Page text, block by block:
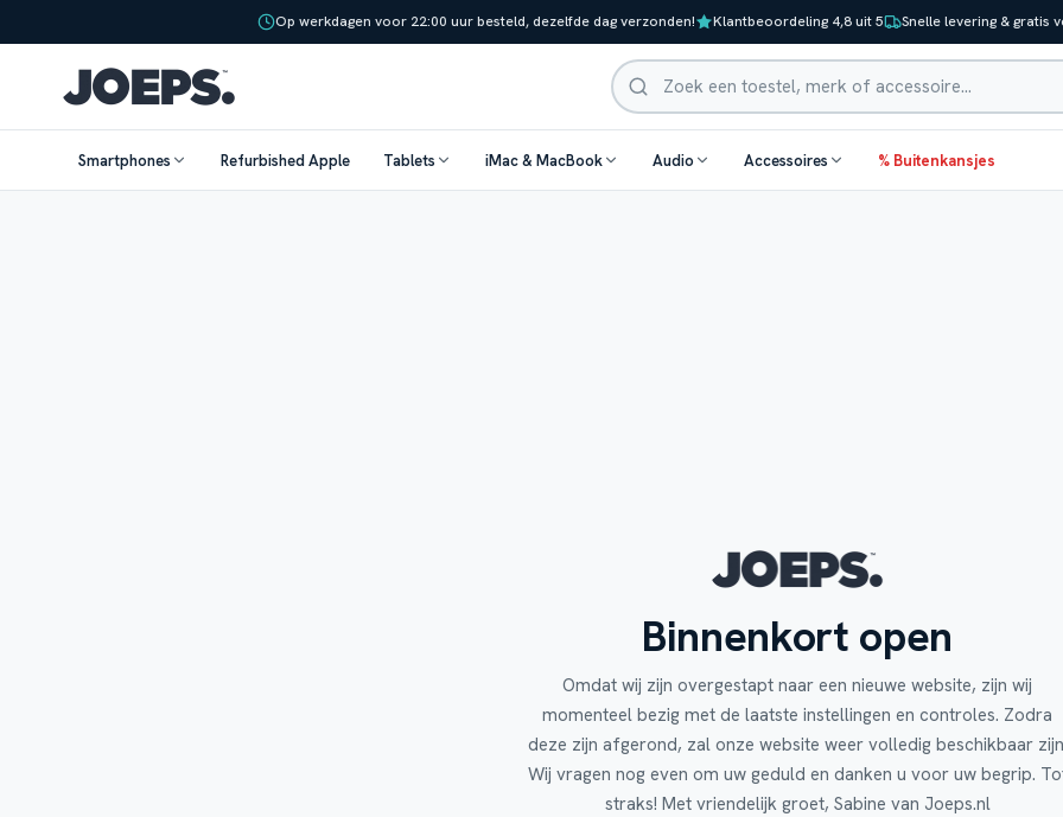
Op werkdagen voor 22:00 uur besteld, dezelfde dag verzonden! Klantbeoordeling 4,8 uit 5 Snelle levering & gratis
Zoeken
Smartphones Refurbished Apple Tablets iMac & MacBook Audio Accessoires % Buitenkansjes
Binnenkort open
Omdat wij zijn overgestapt naar een nieuwe website, zijn wij
momenteel bezig met de laatste instellingen en controles. Zodra
deze zijn afgerond, zal onze website weer volledig beschikbaar
Wij vragen nog even om uw geduld en danken u voor uw begrip.
straks! Met vriendelijk groet, Sabine van Joeps.nl